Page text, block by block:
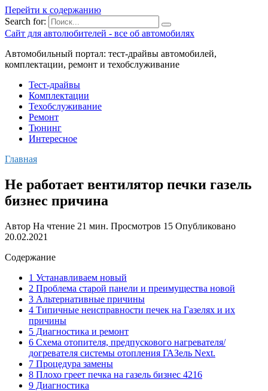
Перейти к содержанию
Search for:
Сайт для автолюбителей - все об автомобилях
Автомобильный портал: тест-драйвы автомобилей,
комплектации, ремонт и техобслуживание
Тест-драйвы
Комплектации
Техобслуживание
Ремонт
Тюнинг
Интересное
Главная
Не работает вентилятор печки газель
бизнес причина
Автор На чтение 21 мин. Просмотров 15 Опубликовано
20.02.2021
Содержание
1 Устанавливаем новый
2 Проблема старой панели и преимущества новой
3 Альтернативные причины
4 Типичные неисправности печек на Газелях и их
причины
5 Диагностика и ремонт
6 Схема отопителя, предпускового нагревателя/
догревателя системы отопления ГАЗель Next.
7 Процедура замены
8 Плохо греет печка на газель бизнес 4216
9 Диагностика